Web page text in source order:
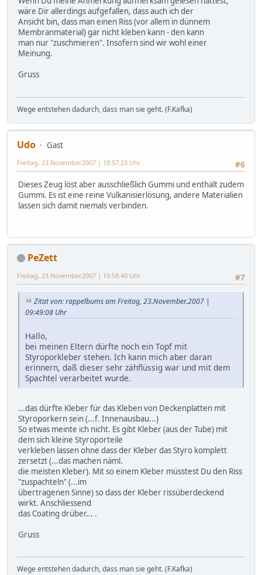
wäre Dir allerdings aufgefallen, dass auch ich der
Ansicht bin, dass man einen Riss (vor allem in dünnem
Membranmaterial) gar nicht kleben kann - den kann
man nur "zuschmieren". Insofern sind wir wohl einer
Meinung.
Gruss
Wege entstehen dadurch, dass man sie geht. (F.Kafka)
Udo
Gast
#6
Freitag, 23.November.2007 | 10:57:23 Uhr
Dieses Zeug löst aber ausschließlich Gummi und enthält zudem
Gummi. Es ist eine reine Vulkanisierlösung, andere Materialien
lassen sich damit niemals verbinden.
PeZett
#7
Freitag, 23.November.2007 | 10:58:49 Uhr
Zitat von: rappelbums am Freitag, 23.November.2007 |
09:49:08 Uhr
Hallo,
bei meinen Eltern dürfte noch ein Topf mit
Styroporkleber stehen. Ich kann mich aber daran
erinnern, daß dieser sehr zähflüssig war und mit dem
Spachtel verarbeitet wurde.
...das dürfte Kleber für das Kleben von Deckenplatten mit
Styroporkern sein (...f. Innenausbau...)
So etwas meinte ich nicht. Es gibt Kleber (aus der Tube) mit
dem sich kleine Styroporteile
verkleben lassen ohne dass der Kleber das Styro komplett
zersetzt (...das machen näml.
die meisten Kleber). Mit so einem Kleber müsstest Du den Riss
"zuspachteln" (...im
übertragenen Sinne) so dass der Kleber rissüberdeckend
wirkt. Anschliessend
das Coating drüber... .
Gruss
Wege entstehen dadurch, dass man sie geht. (F.Kafka)